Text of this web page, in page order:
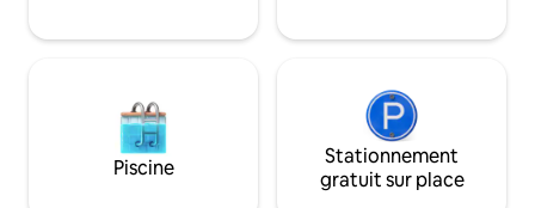
Piscine
Stationnement
gratuit sur place